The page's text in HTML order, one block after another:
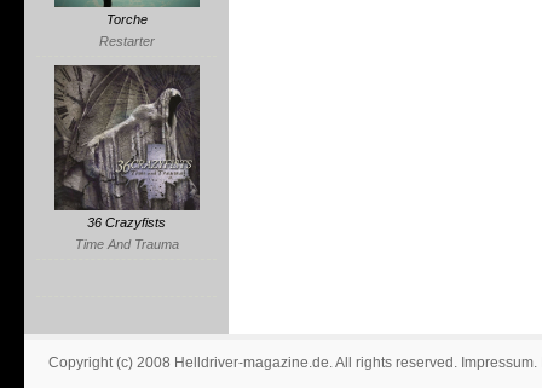
Torche
Restarter
36 Crazyfists
Time And Trauma
Copyright (c) 2008 Helldriver-magazine.de. All rights reserved. Impressum.